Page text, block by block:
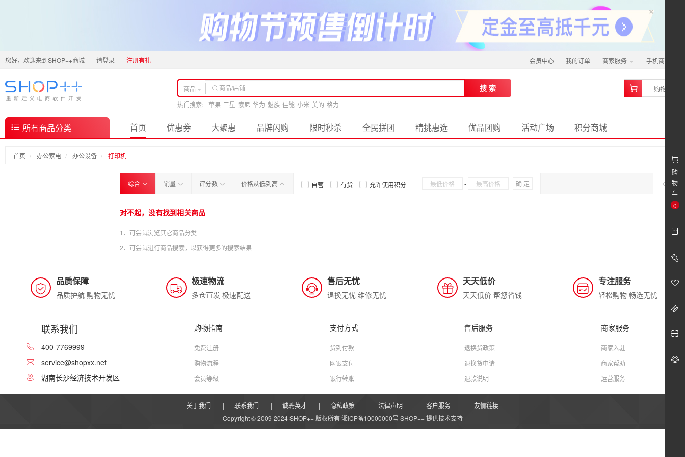
×
您好，欢迎来到SHOP++商城 请登录 注册有礼 会员中心 我的订单 商家服务 手机商城
商品 搜 索
热门搜索: 苹果 三星 索尼 华为 魅族 佳能 小米 美的 格力
购物车
所有商品分类 首页 优惠券 大聚惠 品牌闪购 限时秒杀 全民拼团 精挑惠选 优品团购 活动广场 积分商城
购
物
车
0
首页 办公家电 办公设备 打印机
综合 销量 评分数 价格从低到高 自营 有货 允许使用积分 - 确 定
对不起，没有找到相关商品
1、可尝试浏览其它商品分类
2、可尝试进行商品搜索，以获得更多的搜索结果
品质保障
品质护航 购物无忧
极速物流
多仓直发 极速配送
售后无忧
退换无忧 维修无忧
天天低价
天天低价 帮您省钱
专注服务
轻松购物 畅选无忧
联系我们
400-7769999
service@shopxx.net
湖南长沙经济技术开发区
购物指南
免费注册
购物流程
会员等级
支付方式
货到付款
网银支付
银行转账
售后服务
退换货政策
退换货申请
退款说明
商家服务
商家入驻
商家帮助
运营服务
关于我们 | 联系我们 | 诚聘英才 | 隐私政策 | 法律声明 | 客户服务 |
友情链接
Copyright © 2009-2024 SHOP++ 版权所有 湘ICP备10000000号 SHOP++提供技术支持